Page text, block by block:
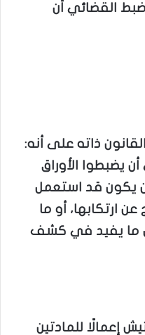
القضائي أن
المادة 55 من القانون ذاته على أنه:
يضبطوا الأوراق
يكون قد استعمل
ارتكابها، أو ما
ما يفيد في كشف
إعمالًا للمادتين